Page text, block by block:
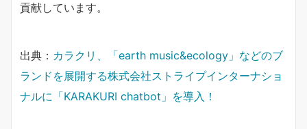
貢献しています。
出典： カラクリ、「earth music&ecology」などのブ
ランドを展開する株式会社ストライプインターナショ
ナルに「KARAKURI chatbot」を導入！